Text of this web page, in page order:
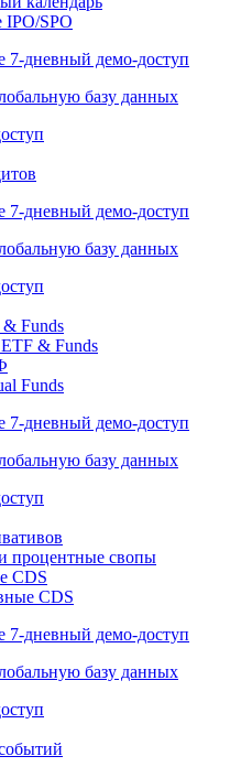
календарь
IPO/SPO
7-дневный
базу данных
7-дневный
базу данных
Funds
& Funds
Funds
7-дневный
базу данных
процентные свопы
CDS
CDS
7-дневный
базу данных